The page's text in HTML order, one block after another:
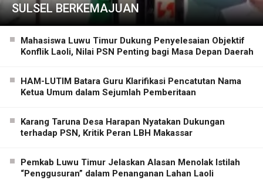
SULSEL BERKEMAJUAN
Mahasiswa Luwu Timur Dukung Penyelesaian Objektif
Konflik Laoli, Nilai PSN Penting bagi Masa Depan Daerah
HAM-LUTIM Batara Guru Klarifikasi Pencatutan Nama
Ketua Umum dalam Sejumlah Pemberitaan
Karang Taruna Desa Harapan Nyatakan Dukungan
terhadap PSN, Kritik Peran LBH Makassar
Pemkab Luwu Timur Jelaskan Alasan Menolak Istilah
“Penggusuran” dalam Penanganan Lahan Laoli